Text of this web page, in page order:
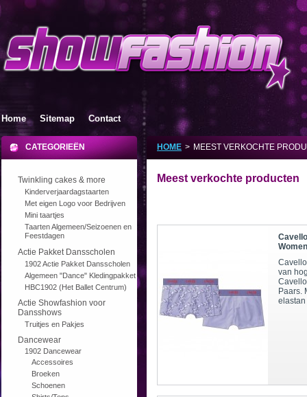
Home Sitemap Contact
CATEGORIEËN
Twinkling cakes & more
Kinderverjaardagstaarten
Met eigen Logo voor Bedrijven
Mini taartjes
Taarten Algemeen/Seizoenen en
Feestdagen
Actie Pakket Dansscholen
1902 Actie Pakket Dansscholen
Algemeen "Dance" Kledingpakket
HBC1902 (Het Ballet Centrum)
Actie Showfashion voor
Dansshows
Truitjes en Pakjes
Dancewear
1902 Dancewear
Accessoires
Broeken
Schoenen
HOME > MEEST VERKOCHTE
Meest verkochte producten
van
Paars.
elastan